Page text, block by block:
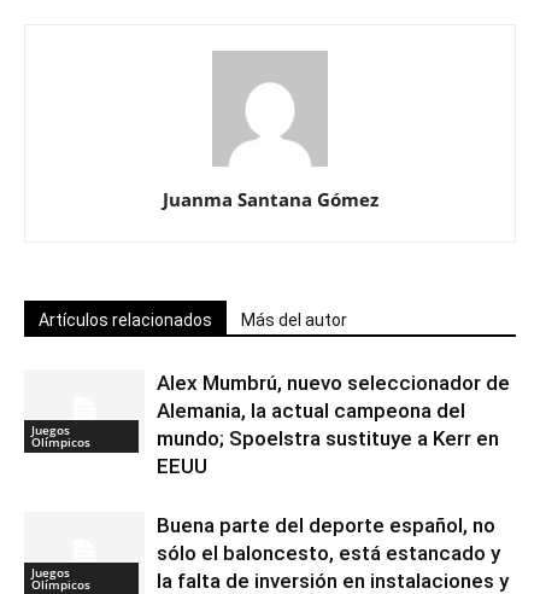
Juanma Santana Gómez
Artículos relacionados Más del autor
Juegos
Olímpicos
Alex Mumbrú, nuevo seleccionador de
Alemania, la actual campeona del
mundo; Spoelstra sustituye a Kerr en
EEUU
Juegos
Olímpicos
Buena parte del deporte español, no
sólo el baloncesto, está estancado y
la falta de inversión en instalaciones y